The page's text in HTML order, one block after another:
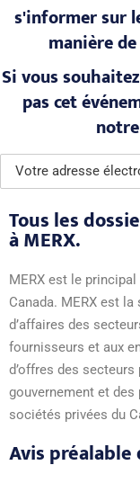
s'informer sur
manière
Si vous
pas cet
Tous les
à MERX.
MERX est le
Canada. MERX est
d’affaires des
fournisseurs et aux
d’offres des
gouvernement et des
sociétés privées du
Avis